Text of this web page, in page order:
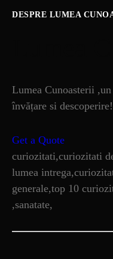
DESPRE LUMEA
Lumea Cunoasterii
învățare si descoperire!
Get a Quote
curiozitati,curiozitati
lumea
generale,top 10
,sanatate,